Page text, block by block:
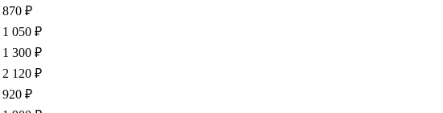
870 ₽
1 050 ₽
1 300 ₽
2 120 ₽
920 ₽